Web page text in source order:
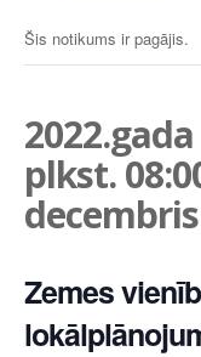
Šis notikums ir pagājis.
plkst.
Zemes